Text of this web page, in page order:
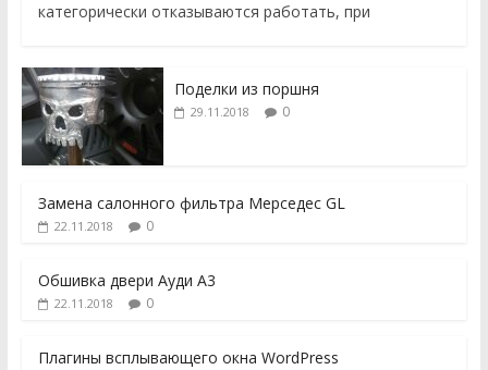
категорически отказываются работать, при
Поделки из поршня
29.11.2018 0
Замена салонного фильтра Мерседес GL
22.11.2018 0
Обшивка двери Ауди А3
22.11.2018 0
Плагины всплывающего окна WordPress